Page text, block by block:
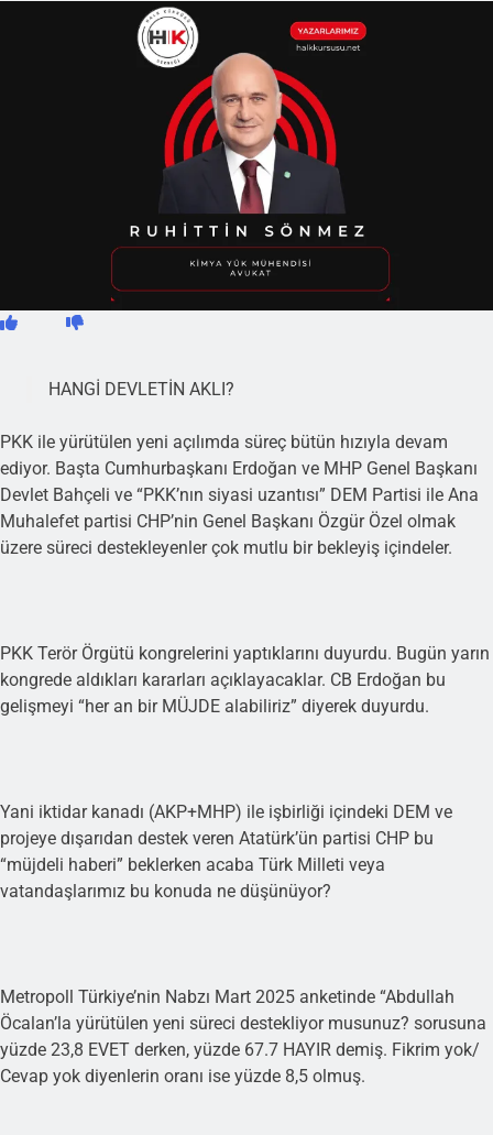
HANGİ DEVLETİN AKLI?
PKK ile yürütülen yeni açılımda süreç bütün hızıyla devam
ediyor. Başta Cumhurbaşkanı Erdoğan ve MHP Genel Başkanı
Devlet Bahçeli ve “PKK’nın siyasi uzantısı” DEM Partisi ile Ana
Muhalefet partisi CHP’nin Genel Başkanı Özgür Özel olmak
üzere süreci destekleyenler çok mutlu bir bekleyiş içindeler.
PKK Terör Örgütü kongrelerini yaptıklarını duyurdu. Bugün yarın
kongrede aldıkları kararları açıklayacaklar. CB Erdoğan bu
gelişmeyi “her an bir MÜJDE alabiliriz” diyerek duyurdu.
Yani iktidar kanadı (AKP+MHP) ile işbirliği içindeki DEM ve
projeye dışarıdan destek veren Atatürk’ün partisi CHP bu
“müjdeli haberi” beklerken acaba Türk Milleti veya
vatandaşlarımız bu konuda ne düşünüyor?
Metropoll Türkiye’nin Nabzı Mart 2025 anketinde “Abdullah
Öcalan’la yürütülen yeni süreci destekliyor musunuz? sorusuna
yüzde 23,8 EVET derken, yüzde 67.7 HAYIR demiş. Fikrim yok/
Cevap yok diyenlerin oranı ise yüzde 8,5 olmuş.